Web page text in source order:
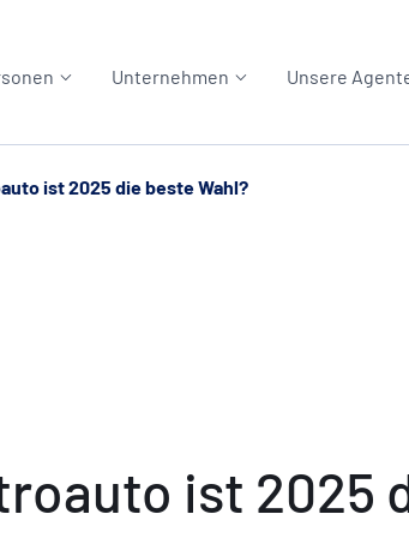
Unternehmen Unsere
ist 2025 die beste Wahl?
ist 2025